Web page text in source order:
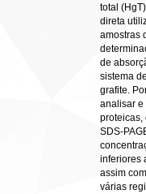
total
direta
amostras
de
sistema
grafite.
analisar e
proteicas,
SDS-
inferiores
assim
várias